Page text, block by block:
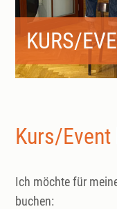
KURS/
Kurs/Event
Ich möchte für
buchen: